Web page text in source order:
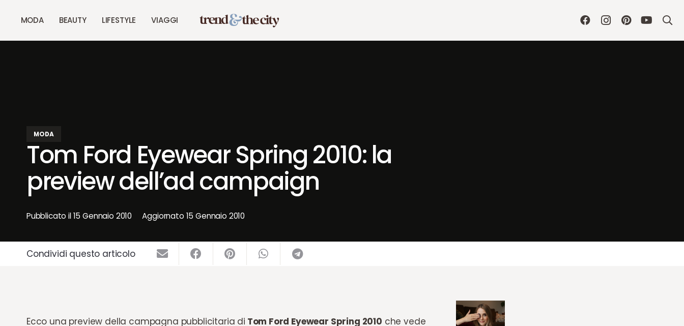
MODA BEAUTY LIFESTYLE VIAGGI
MODA
Tom Ford Eyewear Spring 2010: la
preview dell’ad campaign
Pubblicato il15 Gennaio 2010 Aggiornato 15 Gennaio 2010
Condividi questo articolo
Ecco una preview della campagna pubblicitaria di Tom Ford Eyewear Spring 2010 che vede